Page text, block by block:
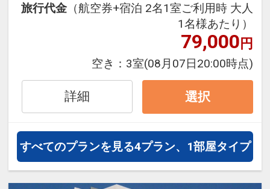
往復の航空券と宿泊がセットになっ
たスタンダードの＜食事なし＞プラ
フライトと宿泊を自由に組み合わせ
できるダイナミックパッケージだか
ら、一都市滞在はもちろん周遊旅行
にも最適！
旅行期間中の1泊だけの宿泊や延
泊・飛び泊なども自由自在です。
JALマイレージ会員の方にはフライ
トマイルが50%貯まります。
旅行代金 （航空券+宿泊 2名1室ご利用時 大人
1名様あたり）
79,000円
空き： 3室(08月07日20:00時点)
詳細 選択
すべてのプランを見る4プラン、1部屋タイプ